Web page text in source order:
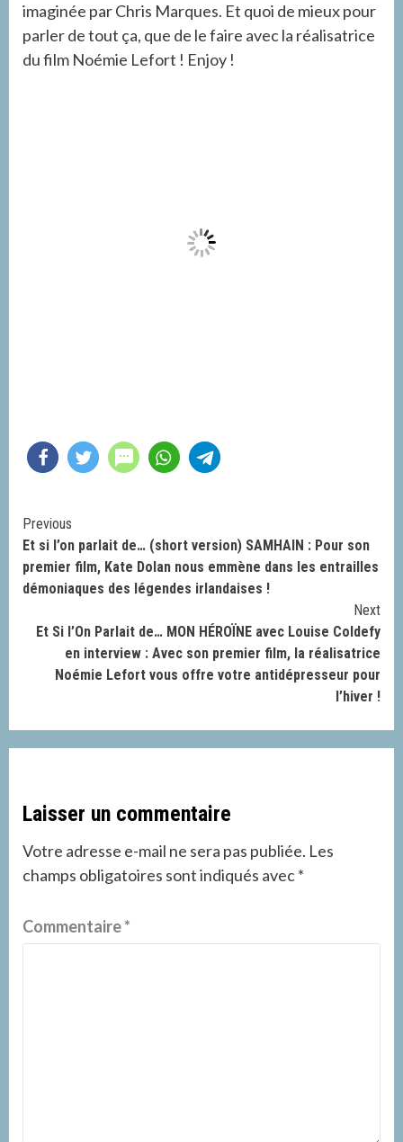
imaginée par Chris Marques. Et quoi de mieux pour
parler de tout ça, que de le faire avec la réalisatrice
du film Noémie Lefort ! Enjoy !
Continue
Reading
Previous
Et si l’on parlait de… (short version) SAMHAIN : Pour son
premier film, Kate Dolan nous emmène dans les entrailles
démoniaques des légendes irlandaises !
Next
Et Si l’On Parlait de… MON HÉROÏNE avec Louise Coldefy
en interview : Avec son premier film, la réalisatrice
Noémie Lefort vous offre votre antidépresseur pour
l’hiver !
Laisser un commentaire
Votre adresse e-mail ne sera pas publiée. Les
champs obligatoires sont indiqués avec*
Commentaire*